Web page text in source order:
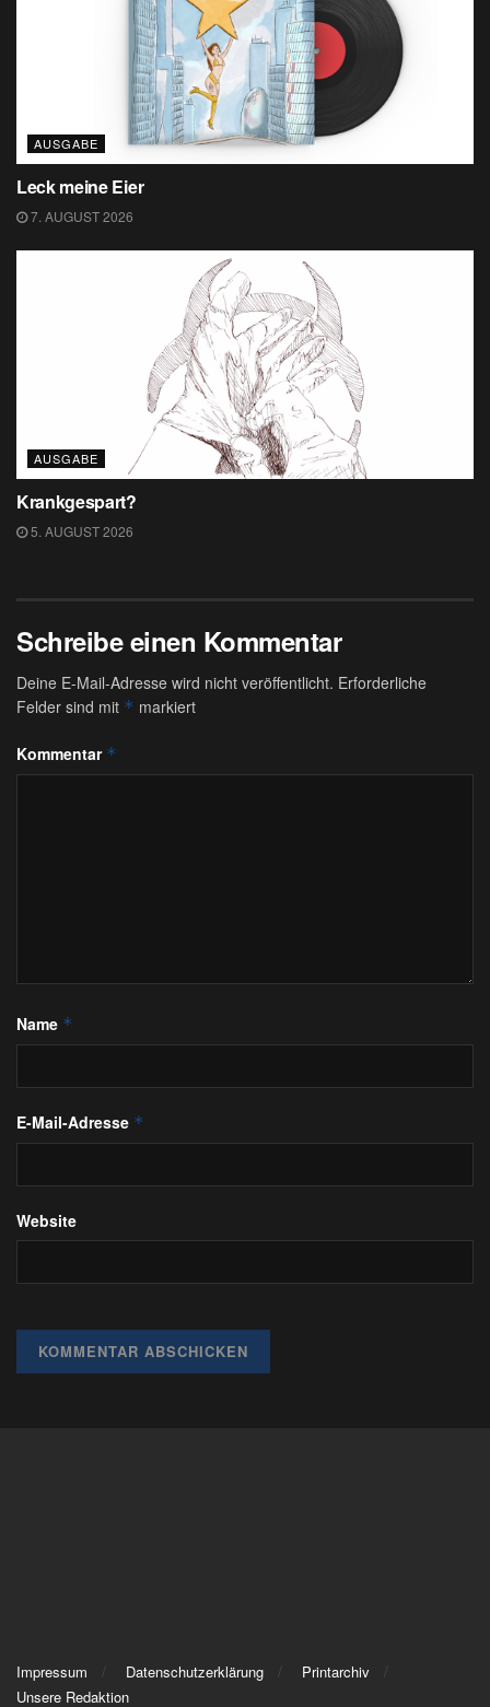
AUSGABE
Leck meine Eier
7. AUGUST 2026
AUSGABE
Krankgespart?
5. AUGUST 2026
Schreibe einen Kommentar
Deine E-Mail-Adresse wird nicht veröffentlicht. Erforderliche
Felder sind mit * markiert
Kommentar *
Name *
E-Mail-Adresse *
Website
Impressum Datenschutzerklärung
Printarchiv
Unsere Redaktion